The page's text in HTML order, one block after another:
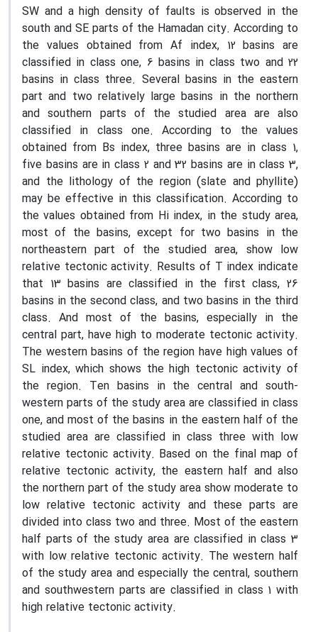
SW and a high density of faults is observed in the
south and SE parts of the Hamadan city. According to
the values obtained from Af index, 12 basins are
classified in class one, 6 basins in class two and 22
basins in class three. Several basins in the eastern
part and two relatively large basins in the northern
and southern parts of the studied area are also
classified in class one. According to the values
obtained from Bs index, three basins are in class 1,
five basins are in class 2 and 32 basins are in class 3,
and the lithology of the region (slate and phyllite)
may be effective in this classification. According to
the values obtained from Hi index, in the study area,
most of the basins, except for two basins in the
northeastern part of the studied area, show low
relative tectonic activity. Results of T index indicate
that 13 basins are classified in the first class, 26
basins in the second class, and two basins in the third
class. And most of the basins, especially in the
central part, have high to moderate tectonic activity.
The western basins of the region have high values of
SL index, which shows the high tectonic activity of
the region. Ten basins in the central and south-
western parts of the study area are classified in class
one, and most of the basins in the eastern half of the
studied area are classified in class three with low
relative tectonic activity. Based on the final map of
relative tectonic activity, the eastern half and also
the northern part of the study area show moderate to
low relative tectonic activity and these parts are
divided into class two and three. Most of the eastern
half parts of the study area are classified in class 3
with low relative tectonic activity. The western half
of the study area and especially the central, southern
and southwestern parts are classified in class 1 with
high relative tectonic activity.